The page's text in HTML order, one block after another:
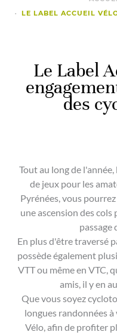
Le Label
des
Tout au long de
de jeux pour les
Pyrénées, vous
une ascension des
passage
En plus d'être traversé
possède également
VTT ou même en VTC,
amis, il y en
Que vous soyez
longues randonnées
Vélo, afin de profiter